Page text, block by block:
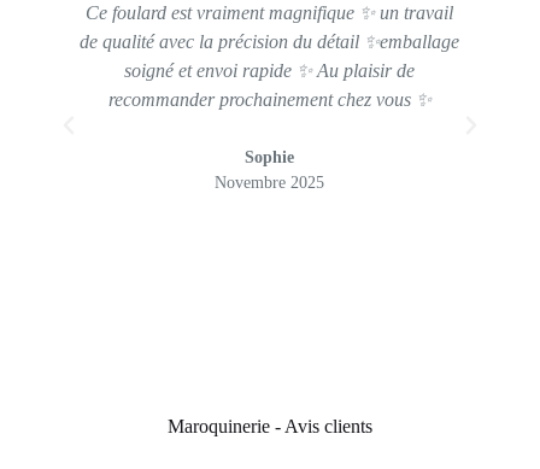
Ce foulard est vraiment magnifique ✨ un travail
de qualité avec la précision du détail ✨emballage
soigné et envoi rapide ✨ Au plaisir de
recommander prochainement chez vous ✨
Sophie
Novembre 2025
Maroquinerie - Avis clients